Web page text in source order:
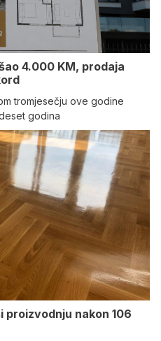
4.000 KM, prodaja
tromjesečju ove godine
godina
nakon 106